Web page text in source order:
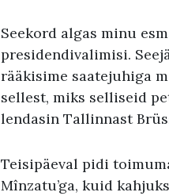
Seekord algas minu
presidendivalimisi.
rääkisime saatejuhiga
sellest, miks selliseid
lendasin Tallinnast
Teisipäeval pidi
Mînzatu’ga, kuid